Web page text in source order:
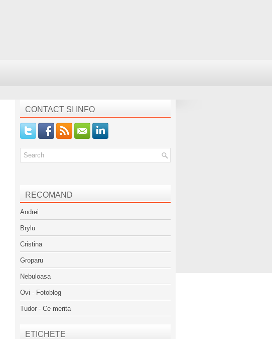
CONTACT ȘI INFO
RECOMAND
Andrei
Brylu
Cristina
Groparu
Nebuloasa
Ovi - Fotoblog
Tudor - Ce merita
ETICHETE